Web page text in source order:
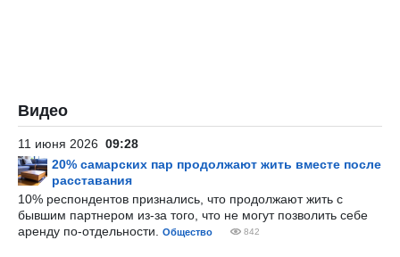
Видео
11 июня 2026 09:28
20% самарских пар продолжают жить вместе после
расставания
10% респондентов признались, что продолжают жить с
бывшим партнером из-за того, что не могут позволить себе
аренду по-отдельности.
Общество 842